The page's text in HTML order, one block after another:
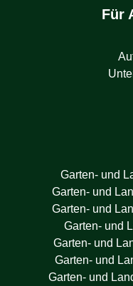
Für
Garten- und
Garten- und
Garten- und
Garten- und
Garten- und
Garten- und
Garten- und